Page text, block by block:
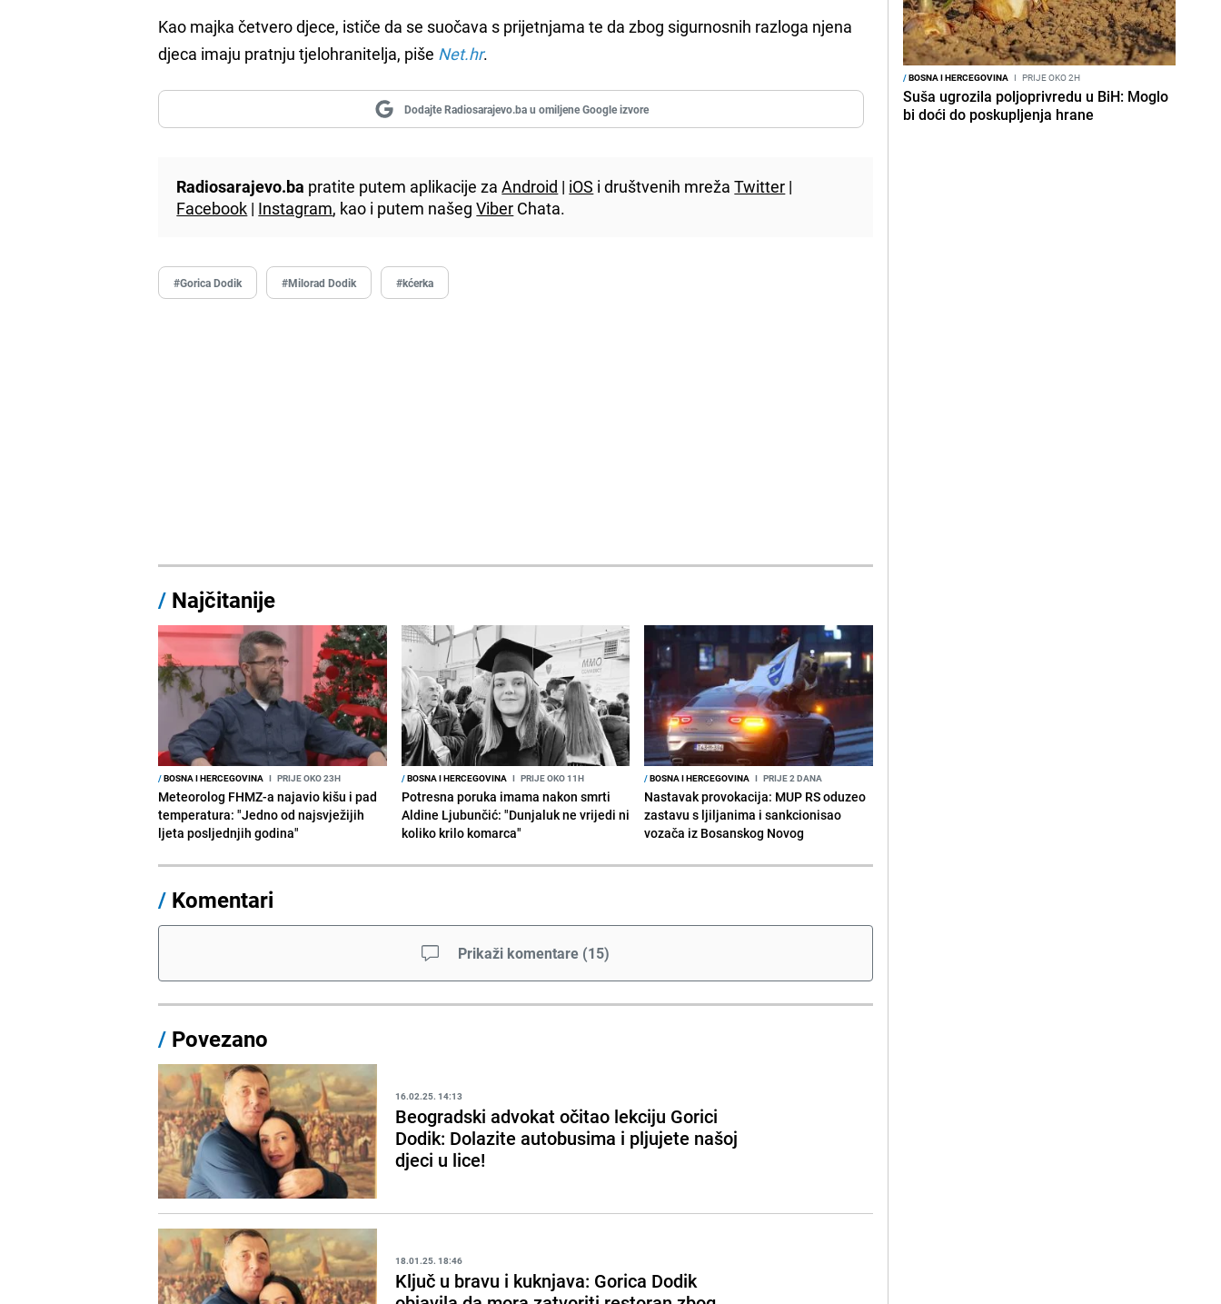
Kao majka četvero djece, ističe da se suočava s prijetnjama te da zbog sigurnosnih razloga njena
djeca imaju pratnju tjelohranitelja, piše Net.hr.
Dodajte Radiosarajevo.ba u omiljene Google izvore
Radiosarajevo.ba pratite putem aplikacije zaAndroid | iOS i društvenih mrežaTwitter |
Facebook | Instagram, kao i putem našegViber Chata.
#Gorica Dodik #Milorad Dodik #kćerka
/ Najčitanije
/BOSNA I HERCEGOVINA I PRIJE OKO 23H
Meteorolog FHMZ-a najavio kišu i pad
temperatura: "Jedno od najsvježijih
ljeta posljednjih godina"
/BOSNA I HERCEGOVINA I PRIJE OKO 11H
Potresna poruka imama nakon smrti
Aldine Ljubunčić: "Dunjaluk ne vrijedi ni
koliko krilo komarca"
/BOSNA I HERCEGOVINA I PRIJE 2 DANA
Nastavak provokacija: MUP RS oduzeo
zastavu s ljiljanima i sankcionisao
vozača iz Bosanskog Novog
/ Komentari
Prikaži komentare (15)
/ Povezano
16.02.25. 14:13
Beogradski advokat očitao lekciju Gorici
Dodik: Dolazite autobusima i pljujete našoj
djeci u lice!
18.01.25. 18:46
Ključ u bravu i kuknjava: Gorica Dodik
/BOSNA I HERCEGOVINA I PRIJE OKO 2H
Suša ugrozila poljoprivredu u BiH: Moglo
bi doći do poskupljenja hrane